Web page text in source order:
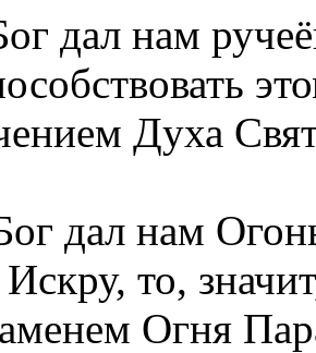
дал нам
Духа
дал нам
то,
Огня